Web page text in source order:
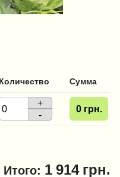
Количество Сумма
+
-
0 грн.
Итого: 1 914грн.